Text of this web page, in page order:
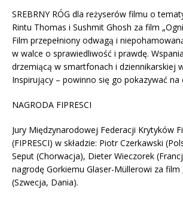
SREBRNY RÓG dla reżyserów filmu o
Rintu Thomas i Sushmit Ghosh za film
Film przepełniony odwagą i
w walce o sprawiedliwość i prawdę.
drzemiącą w smartfonach i dziennikarskiej
Inspirujący – powinno się go pokazywać na
NAGRODA FIPRESCI
Jury Międzynarodowej Federacji Krytyków
(FIPRESCI) w składzie: Piotr Czerkawski
Seput (Chorwacja), Dieter Wieczorek
nagrodę Gorkiemu Glaser-Müllerowi za film
(Szwecja, Dania).